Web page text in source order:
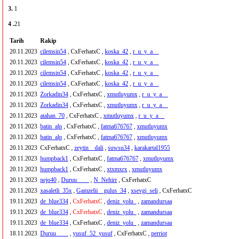
3. 1
4 .21
Tarih
Rakip
20.11.2023 cilemsin54 , CxFerhatxC , koska_42 , r_u_y_a__
20.11.2023 cilemsin54 , CxFerhatxC , koska_42 , r_u_y_a__
20.11.2023 cilemsin54 , CxFerhatxC , koska_42 , r_u_y_a__
20.11.2023 cilemsin54 , CxFerhatxC , koska_42 , r_u_y_a__
20.11.2023 Zorkadin34 , CxFerhatxC , xmutluyumx , r_u_y_a__
20.11.2023 Zorkadin34 , CxFerhatxC , xmutluyumx , r_u_y_a__
20.11.2023 atahan_70 , CxFerhatxC , xmutluyumx , r_u_y_a__
20.11.2023 batin_alp , CxFerhatxC , fatma676767 , xmutluyumx
20.11.2023 batin_alp , CxFerhatxC , fatma676767 , xmutluyumx
20.11.2023 CxFerhatxC , zeytin__dali , suwsu34 , karakartal1955
20.11.2023 humpback1 , CxFerhatxC , fatma676767 , xmutluyumx
20.11.2023 humpback1 , CxFerhatxC , xtxmxrx , xmutluyumx
20.11.2023 nejo40 , Duruu____ , N_Nehirr , CxFerhatxC
20.11.2023 xasaletli_35x , Gamzelii__gulus_34 , xsevgi_seli , CxFerhatxC
19.11.2023 de_blue334 , CxFerhatxC , deniz_yolu_ , zamandursaa
19.11.2023 de_blue334 , CxFerhatxC , deniz_yolu_ , zamandursaa
19.11.2023 de_blue334 , CxFerhatxC , deniz_yolu_ , zamandursaa
18.11.2023 Duruu____ , yusuf_52_yusuf , CxFerhatxC , perriot